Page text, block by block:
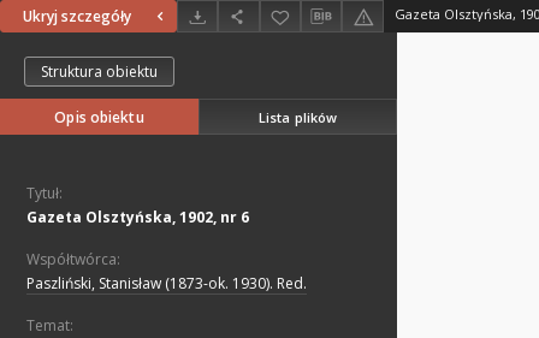
Ukryj szczegóły Gazeta Olsztyńska,
Struktura obiektu
Opis obiektu Lista plików
Tytuł:
Gazeta Olsztyńska, 1902, nr 6
Współtwórca:
Paszliński, Stanisław (1873-ok. 1930). Red.
Temat: